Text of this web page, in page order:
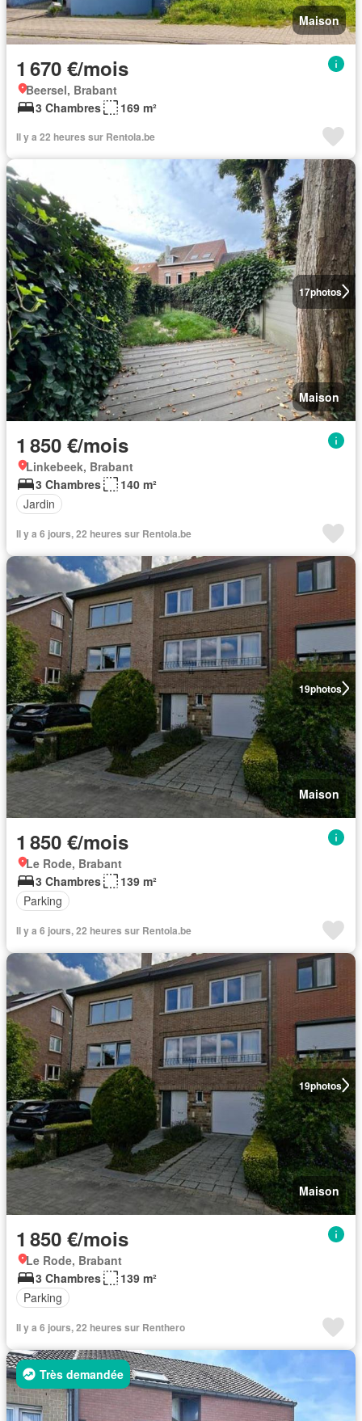
Maison
1 670 €/mois
Beersel, Brabant
3 Chambres
169 m²
Il y a 22 heures sur Rentola.be
17photos
Maison
1 850 €/mois
Linkebeek, Brabant
3 Chambres
140 m²
Jardin
Il y a 6 jours, 22 heures sur Rentola.be
19photos
Maison
1 850 €/mois
Le Rode, Brabant
3 Chambres
139 m²
Parking
Il y a 6 jours, 22 heures sur Rentola.be
19photos
Maison
1 850 €/mois
Le Rode, Brabant
3 Chambres
139 m²
Parking
Il y a 6 jours, 22 heures sur Renthero
Très demandée